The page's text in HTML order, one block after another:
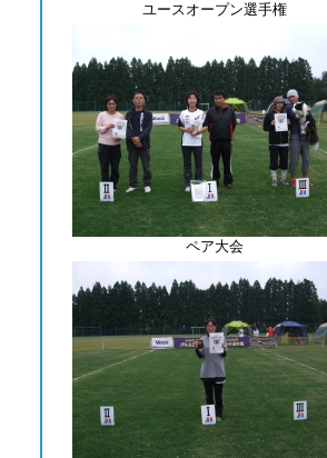
ユースオープン選手権
ペア大会